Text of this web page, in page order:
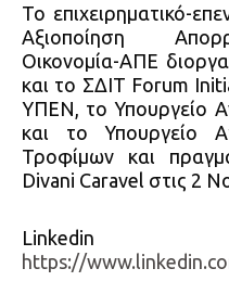
Το επιχειρηματικό-
Αξιοποίηση
Οικονομία-ΑΠΕ
και το ΣΔΙΤ Forum
ΥΠΕΝ, το Υπουργείο
και το Υπουργείο
Τροφίμων και
Divani Caravel στις 2
https://